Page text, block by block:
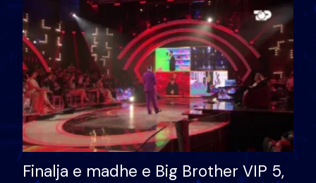
Finalja e madhe e Big Brother VIP 5,